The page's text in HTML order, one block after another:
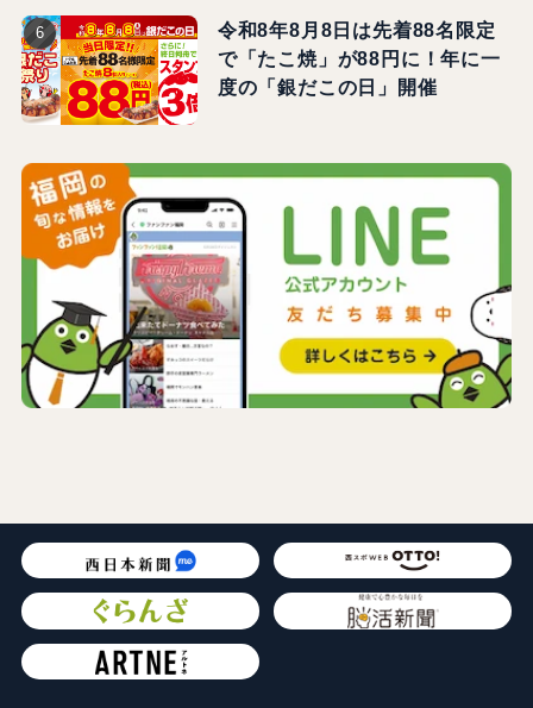
令和8年8月8日は先着88名限定
で「たこ焼」が88円に！年に一
度の「銀だこの日」開催